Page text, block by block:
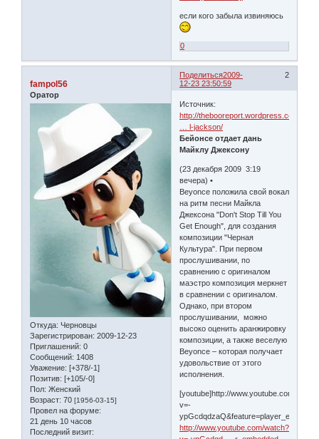
если кого забыла извиняюсь
0
Поделиться 2
2009-
12-23 23:50:59
fampol56
Оратор
Откуда: Черновцы
Зарегистрирован: 2009-12-23
Приглашений: 0
Сообщений: 1408
Уважение: [+378/-1]
Позитив: [+105/-0]
Пол: Женский
Возраст: 70 [1956-03-15]
Провел на форуме:
21 день 10 часов
Последний визит:
Источник:
http://thebooreport.wordpress.com/
… l-jackson/
Бейонсе отдает дань
Майклу Джексону
(23 декабря 2009 3:19
вечера) •
Beyonce положила свой вокал
на ритм песни Майкла
Джексона "Don't Stop Till You
Get Enough", для создания
композиции "Черная
Культура". При первом
прослушивании, по
сравнению с оригиналом
маэстро композиция меркнет
в сравнении с оригиналом.
Однако, при втором
прослушивании, можно
высоко оценить аранжировку
композиции, а также веселую
Beyonce – которая получает
удовольствие от этого
исполнения.
[youtube]http://www.youtube.com/
v=-
http://www.youtube.com/watch?